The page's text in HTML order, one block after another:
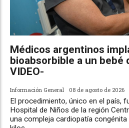
Médicos argentinos
bioabsorbible a un bebé
VIDEO-
Información General 08 de agosto de 2026
El procedimiento, único en el país,
Hospital de Niños de la región
una compleja cardiopatía